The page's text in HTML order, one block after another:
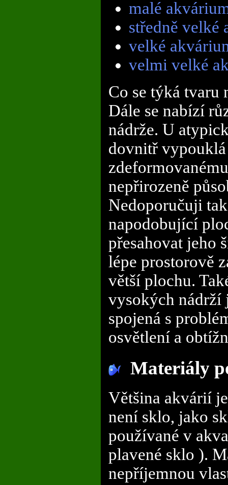
malé
středně velké
velké
velmi velké
Co se týká tvaru
Dále se nabízí
nádrže. U
dovnitř
nepřirozeně
Nedoporučuji
napodobující
přesahovat jeho
lépe prostorově
větší plochu.
vysokých nádrží
spojená s
osvětlení a
Materiály
Většina akvárií
není sklo, jako
používané v
plavené sklo ).
nepříjemnou